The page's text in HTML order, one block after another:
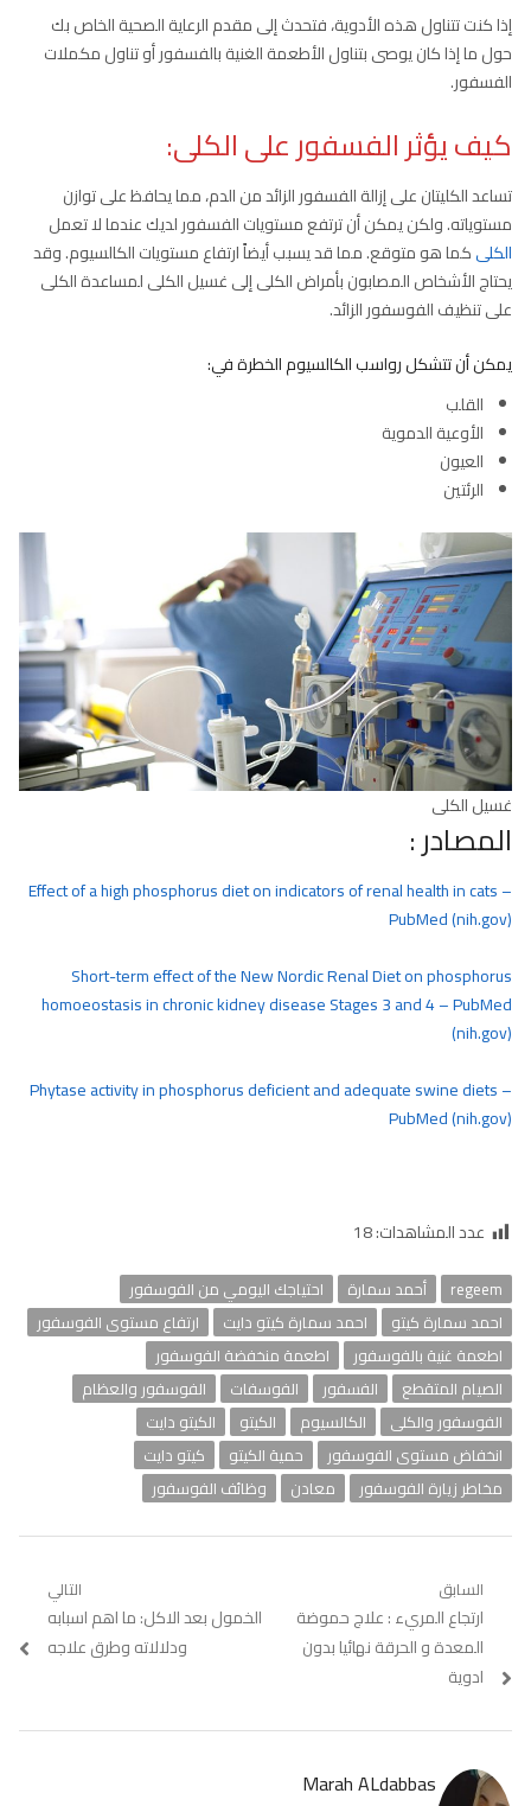
إذا كنت تتناول هذه الأدوية، فتحدث إلى مقدم الرعاية الصحية الخاص بك
حول ما إذا كان يوصى بتناول الأطعمة الغنية بالفسفور أو تناول مكملات
الفسفور.
كيف يؤثر الفسفور على الكلى:
تساعد الكليتان على إزالة الفسفور الزائد من الدم، مما يحافظ على توازن
مستوياته. ولكن يمكن أن ترتفع مستويات الفسفور لديك عندما لا تعمل
الكلىكما هو متوقع. مما قد يسبب أيضاً ارتفاع مستويات الكالسيوم. وقد
يحتاج الأشخاص المصابون بأمراض الكلى إلى غسيل الكلى لمساعدة الكلى
على تنظيف الفوسفور الزائد.
يمكن أن تتشكل رواسب الكالسيوم الخطرة في:
القلب
الأوعية الدموية
العيون
الرئتين
غسيل الكلى
المصادر :
Effect of a high phosphorus diet on indicators of renal health in cats –
PubMed (nih.gov)
Short-term effect of the New Nordic Renal Diet on phosphorus
homoeostasis in chronic kidney disease Stages 3 and 4 – PubMed
(nih.gov)
Phytase activity in phosphorus deficient and adequate swine diets –
PubMed (nih.gov)
عدد المشاهدات:18
regeem أحمد سمارة
احتياجك اليومي من الفوسفور
احمد سمارة كيتو
احمد سمارة كيتو دايت
ارتفاع مستوى الفوسفور
اطعمة غنية بالفوسفور
اطعمة منخفضة الفوسفور
الصيام المتقطع
الفسفور الفوسفات
الفوسفور والعظام
الفوسفور والكلى
الكالسيوم الكيتو
الكيتو دايت
انخفاض مستوى الفوسفور
حمية الكيتو
كيتو دايت
مخاطر زيارة الفوسفور
معادن وظائف الفوسفور
تصفّح
المقالات
السابق
Previous
post:
ارتجاع المريء : علاج حموضة
المعدة و الحرقة نهائيا بدون
ادوية
التالي
Next
الخمول بعد الاكل: ما اهم اسبابه
ودلالاته وطرق علاجه
Marah ALdabbas